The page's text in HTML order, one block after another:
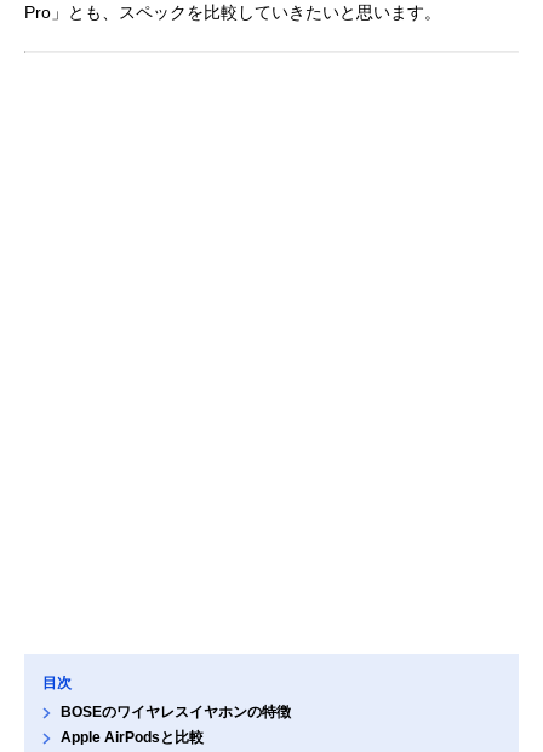
Pro」とも、スペックを比較していきたいと思います。
目次
BOSEのワイヤレスイヤホンの特徴
Apple AirPodsと比較